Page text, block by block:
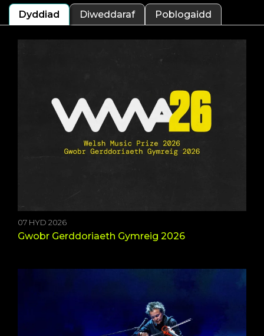
Dyddiad Diweddaraf Poblogaidd
07 HYD 2026
Gwobr Gerddoriaeth Gymreig 2026